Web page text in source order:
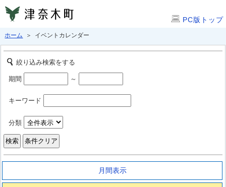
PC版トップ
ホーム ＞ イベントカレンダー
絞り込み検索をする
期間 ～
キーワード
分類
月間表示